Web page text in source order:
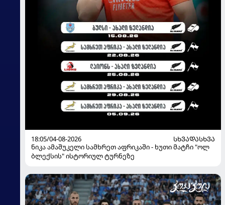
18:05/04-08-2026
ᲡᲮᲕᲐᲓᲐᲡᲮᲕᲐ
ნიკა ამაშუკელი სამხრეთ აფრიკაში - ხუთი მატჩი "ოლ
ბლექსის" ისტორიულ ტურნეზე